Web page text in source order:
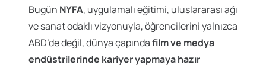
Bugün NYFA, uygulamalı eğitimi, uluslararası ağı
ve sanat odaklı vizyonuyla, öğrencilerini yalnızca
ABD’de değil, dünya çapındafilm ve medya
endüstrilerinde kariyer yapmaya hazır